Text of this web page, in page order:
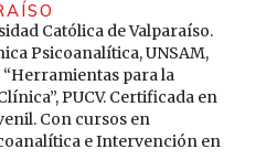
cualitativa: diseños,
y retos. Liberabit, 13(13),
v13n13/a09v13n13.pdf
elementales de la
entre antropología, el
Católica de Valparaíso.
Psicoanalítica, UNSAM,
para la
PUCV. Certificada en
Con cursos en
e Intervención en